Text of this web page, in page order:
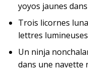
yoyos jaunes
Trois licornes
lettres
Un ninja
dans une navette